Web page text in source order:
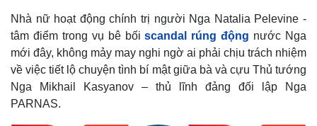
Biển đảo
Nhà nữ hoạt động chính trị người Nga Natalia Pelevine -
tâm điểm trong vụ bê bốiscandal rúng động nước Nga
mới đây, không mảy may nghi ngờ ai phải chịu trách nhiệm
về việc tiết lộ chuyện tình bí mật giữa bà và cựu Thủ tướng
Nga Mikhail Kasyanov – thủ lĩnh đảng đối lập Nga
PARNAS.